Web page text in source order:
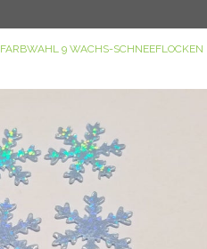
FARBWAHL 9 WACHS-SCHNEEFLOCKEN